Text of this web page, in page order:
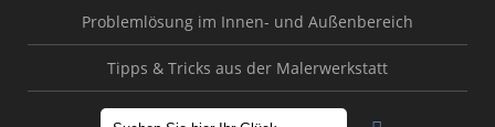
Problemlösung im Innen- und Außenbereich
Tipps & Tricks aus der Malerwerkstatt